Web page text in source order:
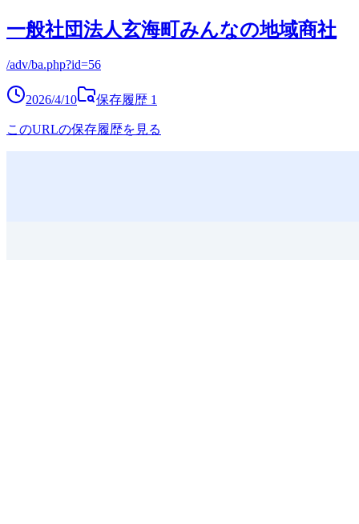
一般社団法人玄海町みんなの地域商社
/adv/ba.php?id=56
2026/4/10 保存履歴 1
このURLの保存履歴を見る